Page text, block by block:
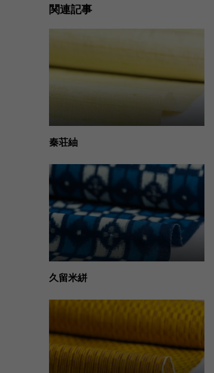
関連記事
秦荘紬
久留米絣